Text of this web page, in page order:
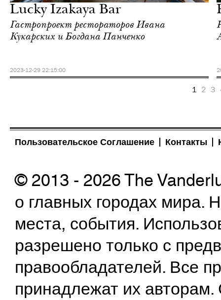
Lucky Izakaya Bar
Гастропроект рестораторов Ивана
Кукарских и Богдана Панченко
2023-12-29 22:15:00
1 2 3
Пользовательское Соглашение Контакты
© 2013 - 2026 The
о главных городах
места, события.
разрешено только с
правообладателей. Все
принадлежат их